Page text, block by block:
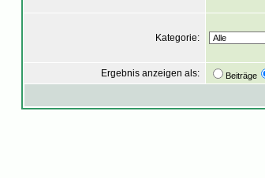
Kategorie:
Ergebnis anzeigen als: Beiträge